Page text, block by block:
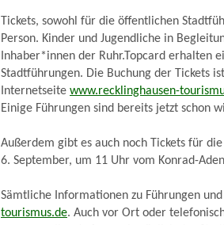
Tickets, sowohl für die öffentlichen
Person. Kinder und Jugendliche in
Inhaber*innen der Ruhr.Topcard erhalten
Stadtführungen. Die Buchung der Tickets
Internetseite www.recklinghausen-
Einige Führungen sind bereits jetzt schon
Außerdem gibt es auch noch Tickets für
6. September, um 11 Uhr vom Konrad-
Sämtliche Informationen zu Führungen
tourismus.de. Auch vor Ort oder